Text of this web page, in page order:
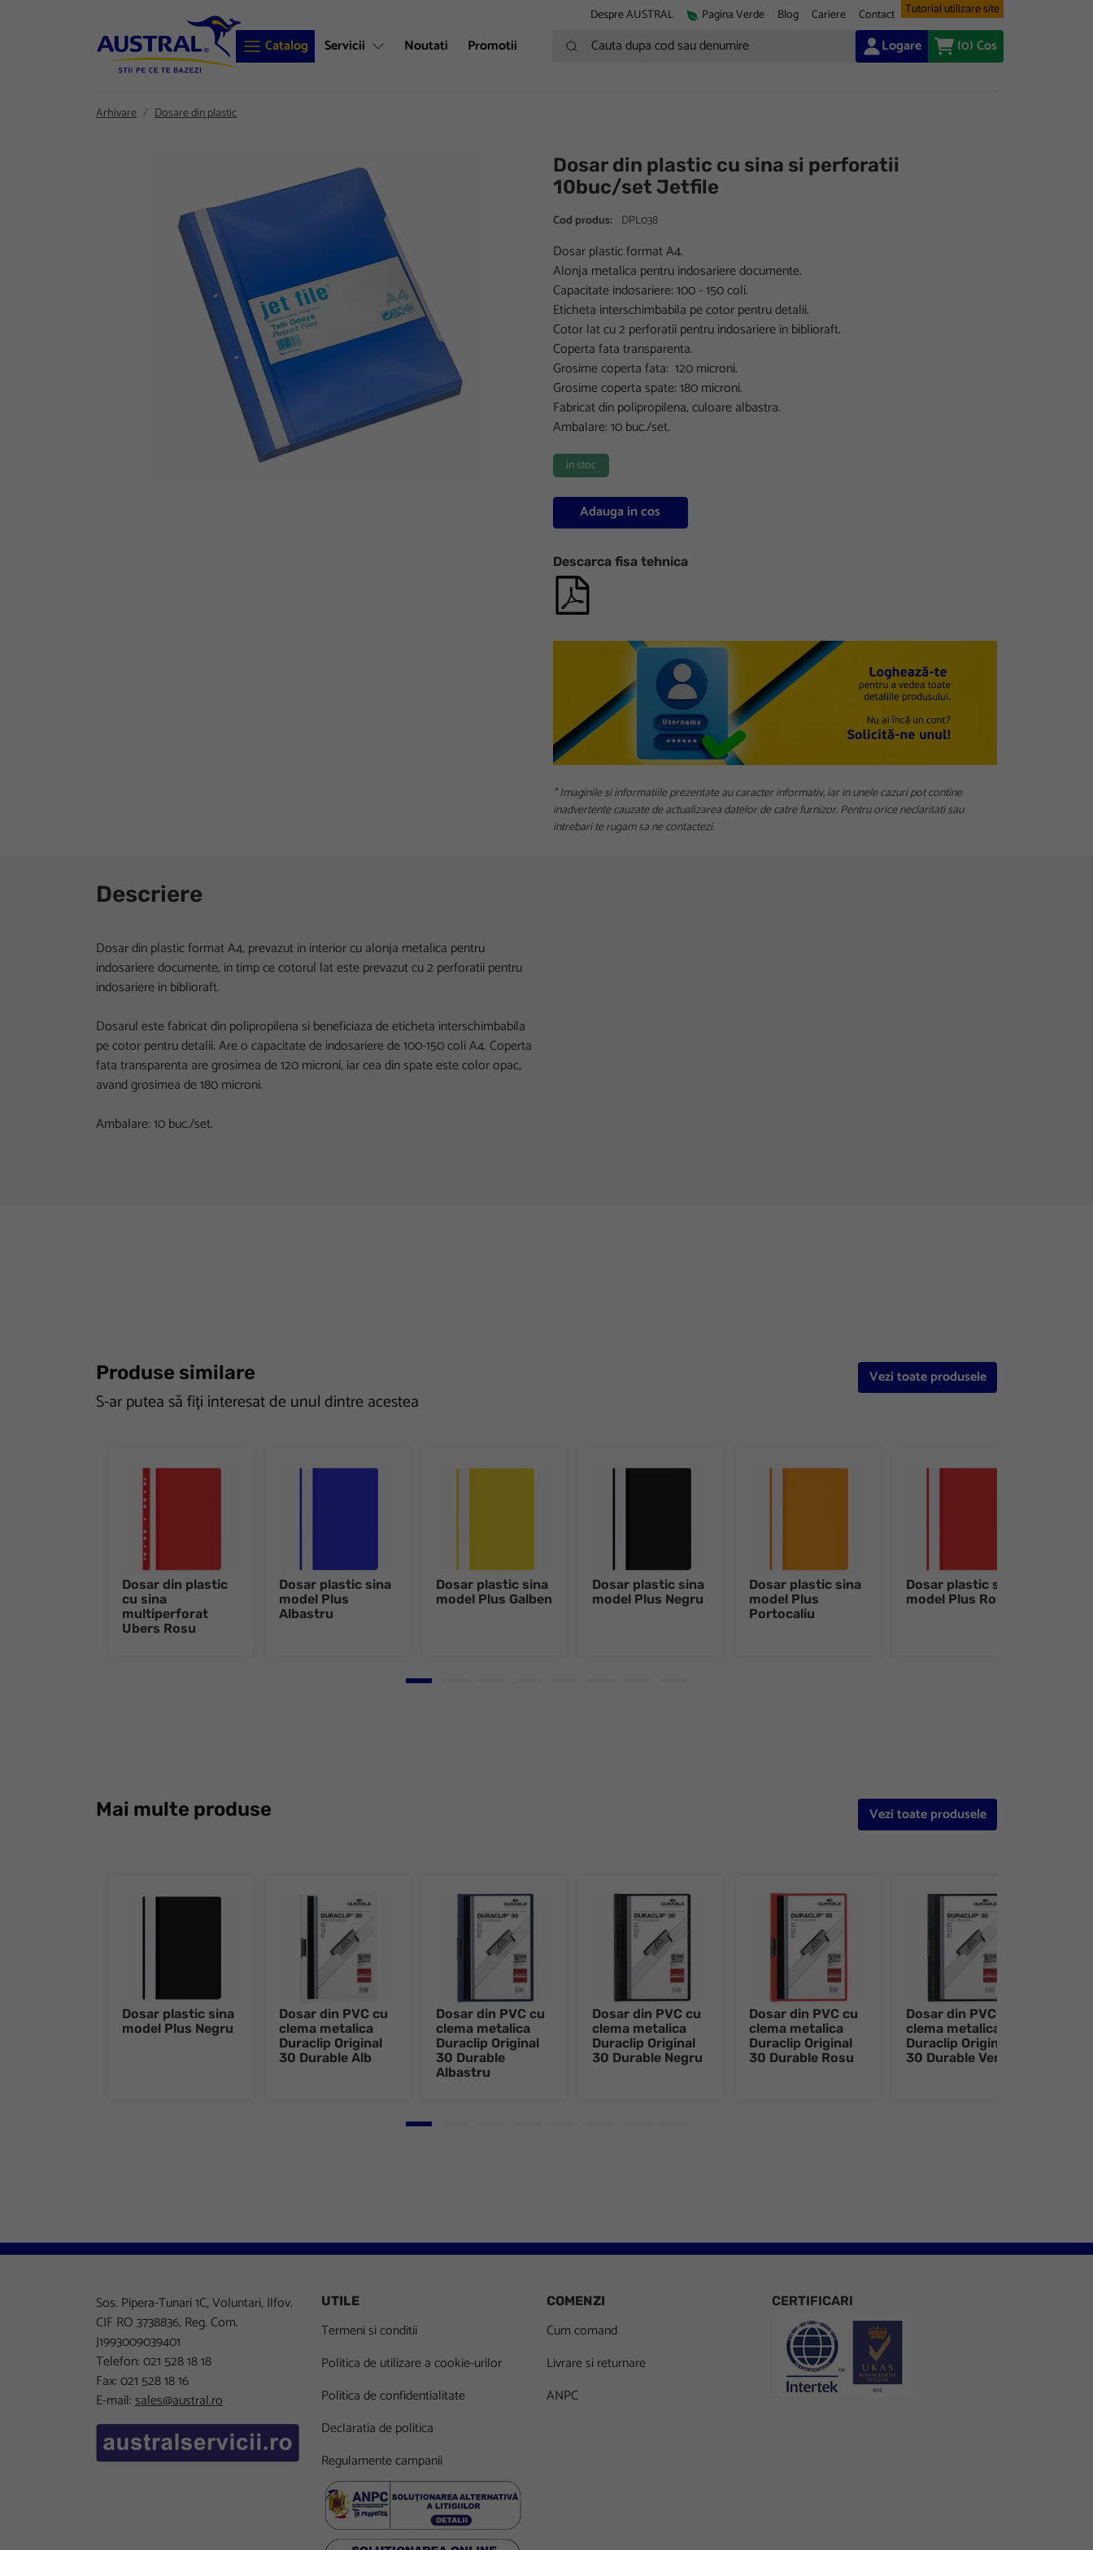
Despre AUSTRAL Pagina Verde Blog Cariere Contact Tutorial utilizare site
Catalog Servicii Noutati Promotii Cauta dupa cod sau denumire Logare (0)Cos
Arhivare Dosare din plastic
Dosar din plastic cu sina si perforatii
10buc/set Jetfile
Cod produs: DPL038
Dosar plastic format A4.
Alonja metalica pentru indosariere documente.
Capacitate indosariere: 100 - 150 coli.
Eticheta interschimbabila pe cotor pentru detalii.
Cotor lat cu 2 perforatii pentru indosariere in biblioraft.
Coperta fata transparenta.
Grosime coperta fata: 120 microni.
Grosime coperta spate: 180 microni.
Fabricat din polipropilena, culoare albastra.
Ambalare: 10 buc./set.
in stoc
Adauga in cos
Descarca fisa tehnica
* Imaginile si informatiile prezentate au caracter informativ, iar in unele cazuri pot contine
inadvertente cauzate de actualizarea datelor de catre furnizor. Pentru orice neclaritati sau
intrebari te rugam sa ne contactezi.
Descriere
Dosar din plastic format A4, prevazut in interior cu alonja metalica pentru
indosariere documente, in timp ce cotorul lat este prevazut cu 2 perforatii pentru
indosariere in biblioraft.
Dosarul este fabricat din polipropilena si beneficiaza de eticheta interschimbabila
pe cotor pentru detalii. Are o capacitate de indosariere de 100-150 coli A4. Coperta
fata transparenta are grosimea de 120 microni, iar cea din spate este color opac,
avand grosimea de 180 microni.
Ambalare: 10 buc./set.
Produse similare
S-ar putea să fiți interesat de unul dintre acestea
Vezi toate produsele
Dosar din plastic
cu sina
multiperforat
Ubers Rosu
Dosar plastic sina
model Plus
Albastru
Dosar plastic sina
model Plus Galben
Dosar plastic sina
model Plus Negru
Dosar plastic sina
model Plus
Portocaliu
Dosar plastic sina
model Plus Rosu
Go to slide 1
Mai multe produse Vezi toate produsele
Dosar plastic sina
model Plus Negru
Dosar din PVC cu
clema metalica
Duraclip Original
30 Durable Alb
Dosar din PVC cu
clema metalica
Duraclip Original
30 Durable
Albastru
Dosar din PVC cu
clema metalica
Duraclip Original
30 Durable Negru
Dosar din PVC cu
clema metalica
Duraclip Original
30 Durable Rosu
Dosar din PVC cu
clema metalica
Duraclip Original
30 Durable Verde
Go to slide 1
Sos. Pipera-Tunari 1C, Voluntari, Ilfov.
CIF RO 3738836, Reg. Com.
J1993009039401
Telefon: 021 528 18 18
Fax: 021 528 18 16
E-mail:sales@austral.ro
UTILE
Termeni si conditii
Politica de utilizare a cookie-urilor
Politica de confidentialitate
Declaratia de politica
Regulamente campanii
COMENZI
Cum comand
Livrare si returnare
ANPC
CERTIFICARI